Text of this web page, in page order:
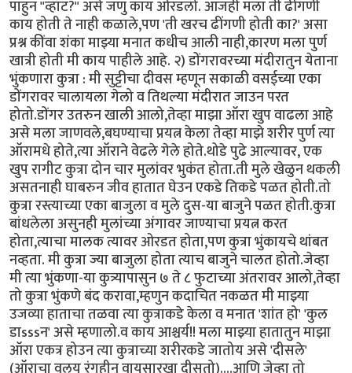
पाहुन "व्हॉट?" असे जणु काय ओरडलो. आजही मला ती ढींगणी
काय होती ते नाही कळाले,पण 'ती खरच ढींगणी होती का?' असा
प्रश्न कींवा शंका माझ्या मनात कधीच आली नाही,कारण मला पुर्ण
खात्री होती मी काय पाहीले आहे. २) डोंगरावरच्या मंदीरातुन येताना
भुंकणारा कुत्रा : मी सुट्टीचा दीवस म्हणून सकाळी वसईच्या एका
डोंगरावर चालायला गेलो व तिथल्या मंदीरात जाउन परत
होतो.डोंगर उतरुन खाली आलो,तेव्हा माझा ऑरा खुप वाढला आहे
असे मला जाणवले,बघण्याचा प्रयत्न केला तेव्हा माझे शरीर पुर्ण त्या
ऑरामधे होते,त्या ऑराने वेढले गेले होते.थोडे पुढे आल्यावर, एक
खुप रागीट कुत्रा दोन चार मुलांवर भुकंत होता.ती मुले खेळुन थकली
असतनाही घाबरुन जीव हातात घेउन एकडे तिकडे पळत होती.तो
कुत्रा रस्त्याच्या एका बाजुला व मुले दुस-या बाजुने पळत होती.कुत्रा
बांधलेला असुनही मुलांच्या अंगावर जाण्याचा प्रयत्न करत
होता,त्याचा मालक त्यावर ओरडत होता,पण कुत्रा भुंकायचे थांबत
नव्हता. मी कुत्रा ज्या बाजुला होता त्याच बाजुने चालत होतो.जेव्हा
मी त्या भुंकणा-या कुत्र्यापासुन ७ ते ८ फुटाच्या अंतरावर आलो,तेव्हा
तो कुत्रा भुंकणे बंद करावा,म्हणुन कदाचित नकळत मी माझ्या
उजव्या हाताचा तळवा त्या कुत्राकडे केला व मनात 'शांत हो' 'कुल
डाsssन' असे म्हणालो.व काय आश्चर्य!! मला माझ्या हातातुन माझा
ऑरा एकत्र होउन त्या कुत्राच्या शरीरकडे जातोय असे 'दीसले'